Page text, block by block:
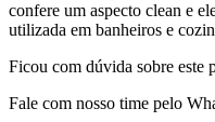
confere um aspecto clean e
utilizada em banheiros e
Ficou com dúvida sobre este
Fale com nosso time pelo